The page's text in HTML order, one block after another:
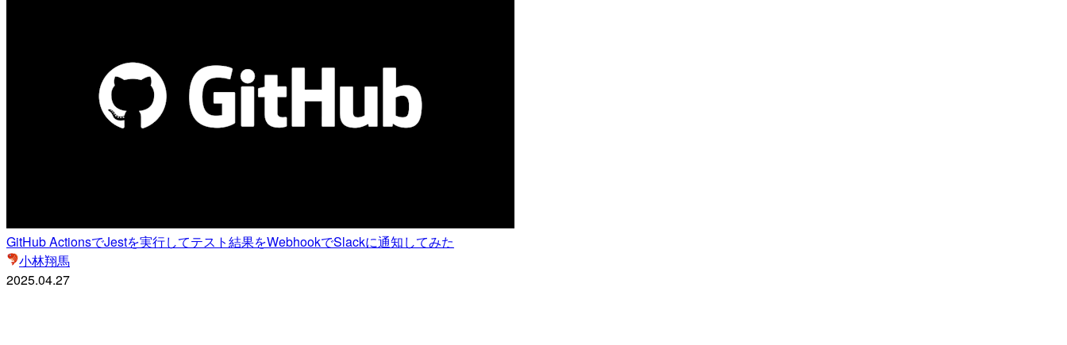
GitHub ActionsでJestを実行してテスト結果をWebhookでSlackに通知してみた
小林翔馬
2025.04.27